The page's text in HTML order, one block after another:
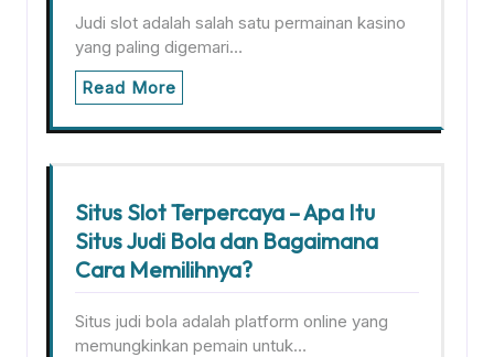
Judi slot adalah salah satu permainan kasino
yang paling digemari…
Read More
Situs Slot Terpercaya – Apa Itu
Situs Judi Bola dan Bagaimana
Cara Memilihnya?
Situs judi bola adalah platform online yang
memungkinkan pemain untuk…